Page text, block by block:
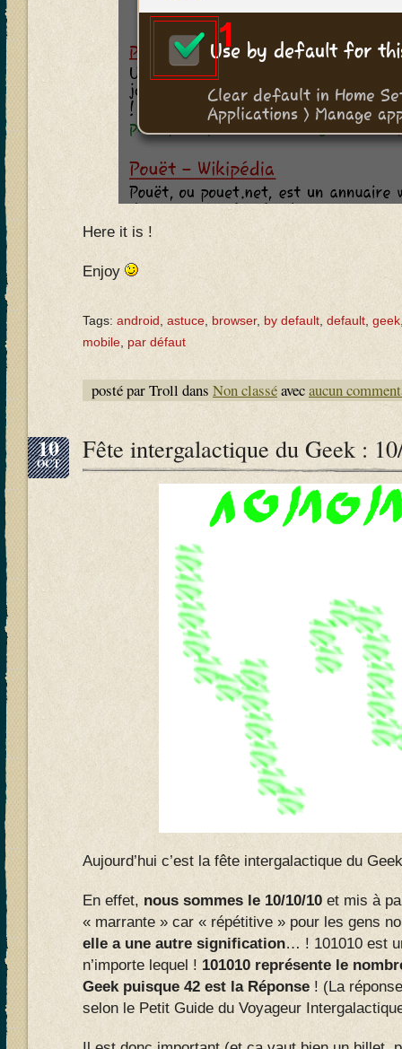
Here it is !
Enjoy
Tags: android astuce browser, by default default geek
mobile par défaut
posté par Troll dans Non classéavecaucun
10
OCT Fête intergalactique du Geek :
Aujourd’hui c’est la fête intergalactique du
En effet, nous sommes le 10/10/10 et mis à
« marrante » car « répétitive » pour les gens
elle a une autre signification… ! 101010 est
n’importe lequel ! 101010 représente le
Geek puisque 42 est la Réponse ! (La
selon le Petit Guide du Voyageur